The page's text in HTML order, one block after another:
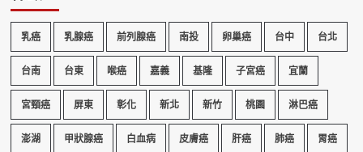
乳癌 乳腺癌 前列腺癌 南投 卵巢癌 台中 台北
台南 台東 喉癌 嘉義 基隆 子宮癌 宜蘭
宮頸癌 屏東 彰化 新北 新竹 桃園 淋巴癌
澎湖 甲狀腺癌 白血病 皮膚癌 肝癌 肺癌 胃癌